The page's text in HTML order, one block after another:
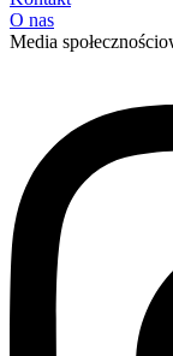
O nas
Media